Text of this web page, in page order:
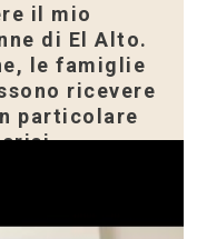
il mio
di El Alto.
le famiglie
ricevere
particolare
crisi.